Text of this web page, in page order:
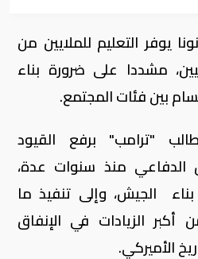
يوفر التعليم للملايين من
مشددا على ضرورة بناء
بين فئات المجتمع.
"ترامب" برفع القيود
الدفاعي منذ سنوات عدة،
بناء الجيش، وإلى تنفيذ ما
الزيادات في الإنفاق
الأميركي.